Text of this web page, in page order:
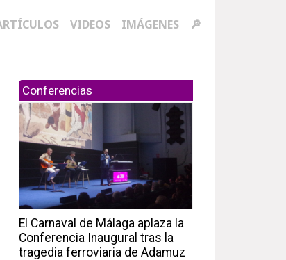
principal
VIDEOS IMÁGENES 🔎
Conferencias
El Carnaval de Málaga aplaza la
Conferencia Inaugural tras la
tragedia ferroviaria de Adamuz